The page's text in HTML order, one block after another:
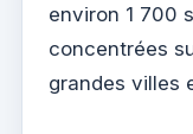
environ 1 700
concentrées
grandes villes